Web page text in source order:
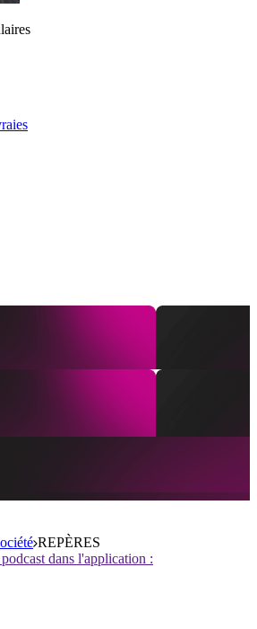
REPÈRES
dans l'application :